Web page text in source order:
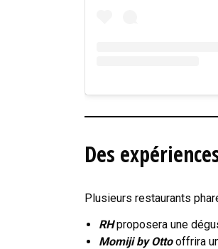
Des
Plusieurs restaurants
RHproposera une
Momiji by Ottooffrira